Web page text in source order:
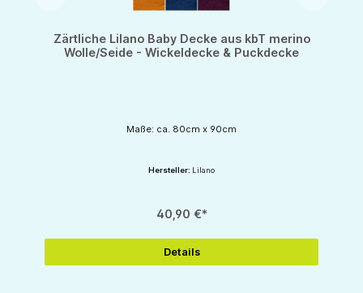
Zärtliche Lilano Baby Decke aus kbT merino
Wolle/Seide - Wickeldecke & Puckdecke
Maße: ca. 80cm x 90cm
Hersteller: Lilano
40,90 €*
Details